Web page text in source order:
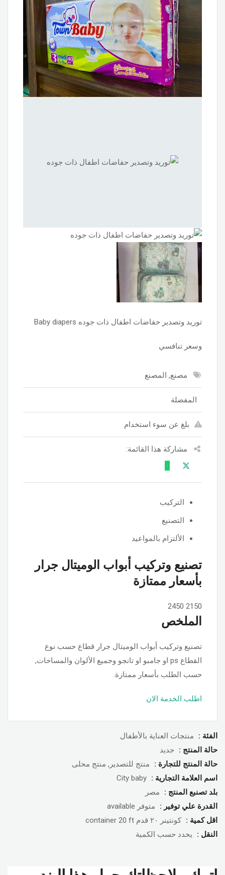
توريد وتصدير حفاضات اطفال ذات جوده Baby diapers
وسعر تنافسي
مصنع, المصنع
المفضلة
بلغ عن سوء استخدام
مشاركة هذا القائمة:
التركيب
التصنيع
الألتزام بالمواعيد
تصنيع وتركيب أبواب الوميتال جرار
بأسعار ممتازة
2150
2450
الملخص
تصنيع وتركيب أبواب الوميتال جرار قطاع حسب نوع
القطاع ps او جامبو او تانجو وجميع الألوان والمساحات,
حسب الطلب بأسعار ممتازة.
اطلب الخدمة الان
الفئة :
منتجات العناية بالأطفال
حالة المنتج :
جديد
حالة المنتج للتجارة :
منتج للتصدير, منتج محلى
اسم العلامة التجارية : City baby
بلد تصنبع المنتج :
مصر
القدرة علي توفير :
متوفر available
اقل كمية : كونتينر ٢٠ قدم container 20 ft
النقل :
يحدد حسب الكمية